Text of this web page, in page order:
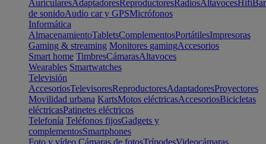
AuricularesAdaptadoresReproductoresRadiosAltavocesHifi
de sonidoAudio car y GPSMicrófonos
Informática
AlmacenamientoTabletsComplementosPortátilesImpresoras
Gaming & streaming Monitores gamingAccesorios
Smart home TimbresCámarasAltavoces
Wearables Smartwatches
Televisión
AccesoriosTelevisoresReproductoresAdaptadoresProyectores
Movilidad urbana KartsMotos eléctricasAccesoriosBicicletas
eléctricasPatinetes eléctricos
Telefonía Teléfonos fijosGadgets y
complementosSmartphones
Foto y vídeo Cámaras de fotosTrípodesVideocámaras